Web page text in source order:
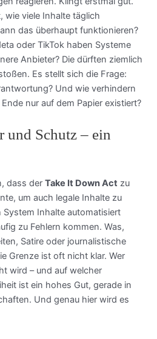
wie viele Inhalte täglich
das überhaupt funktionieren?
oder TikTok haben Systeme
Anbieter? Die dürften ziemlich
Es stellt sich die Frage:
Und wie verhindern
nur auf dem Papier existiert?
und Schutz – ein
dass derTake It Down Act zu
um auch legale Inhalte zu
System Inhalte automatisiert
zu Fehlern kommen. Was,
Satire oder journalistische
Grenze ist oft nicht klar. Wer
wird – und auf welcher
ist ein hohes Gut, gerade in
Und genau hier wird es